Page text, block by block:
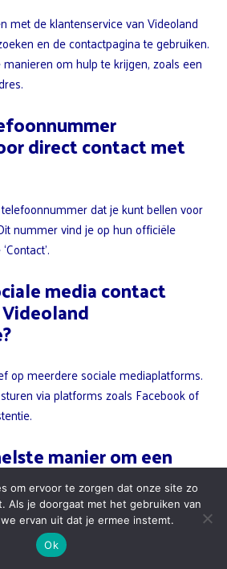
met de klantenservice van Videoland
en de contactpagina te gebruiken.
om hulp te krijgen, zoals een
direct contact met
dat je kunt bellen voor
nummer vind je op hun officiële
media contact
op meerdere sociale mediaplatforms.
via platforms zoals Facebook of
manier om een
van Videoland
te krijgen is door de live chat functie
Hiermee kun je direct
om ervoor te zorgen dat onze site zo
Als je doorgaat met het gebruiken van
ervan uit dat je ermee instemt.
Ok